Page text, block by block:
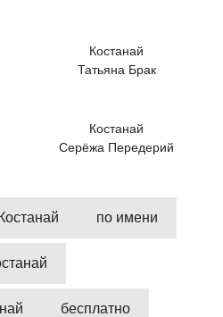
Костанай
Татьяна Брак
Костанай
Серёжа Передерий
по имени
бесплатно